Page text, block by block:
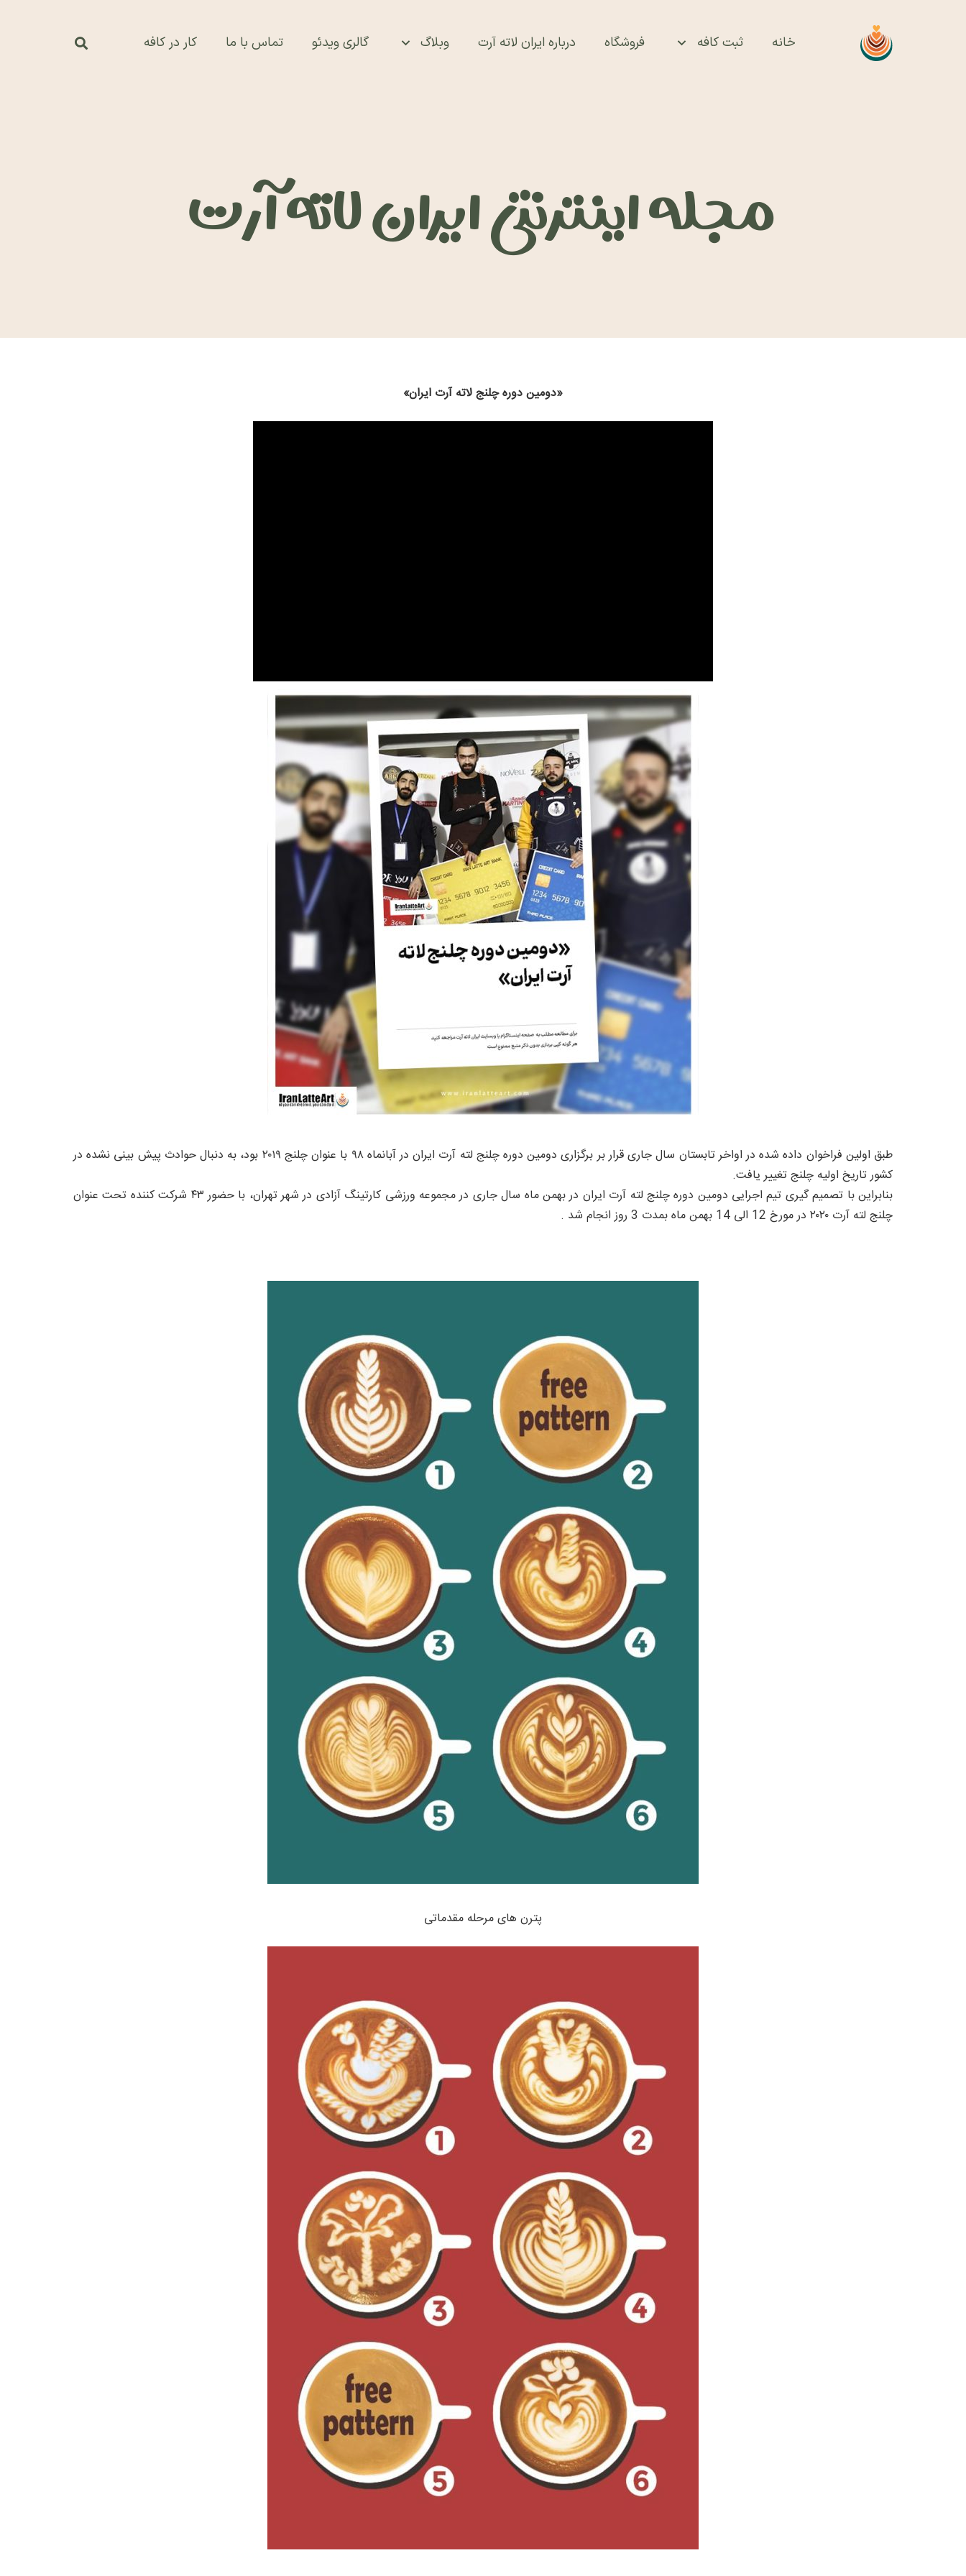
خانه ثبت کافه فروشگاه درباره ایران لاته آرت وبلاگ گالری ویدئو تماس با ما کار در کافه
مجله اینترنتی ایران لاته آرت
«دومین دوره چلنج لاته آرت ایران»
طبق اولین فراخوان داده شده در اواخر تابستان سال جاری قرار بر برگزاری دومین دوره چلنج لته آرت ایران در آبانماه ۹۸ با عنوان چلنج ۲۰۱۹ بود، به دنبال حوادث پیش بینی نشده در
کشور تاریخ اولیه چلنج تغییر یافت.
بنابراین با تصمیم گیری تیم اجرایی دومین دوره چلنج لته آرت ایران در بهمن ماه سال جاری در مجموعه ورزشی کارتینگ آزادی در شهر تهران، با حضور ۴۳ شرکت کننده تحت عنوان
چلنج لته آرت ۲۰۲۰ در مورخ 12 الی 14 بهمن ماه بمدت 3 روز انجام شد .
پترن های مرحله مقدماتی